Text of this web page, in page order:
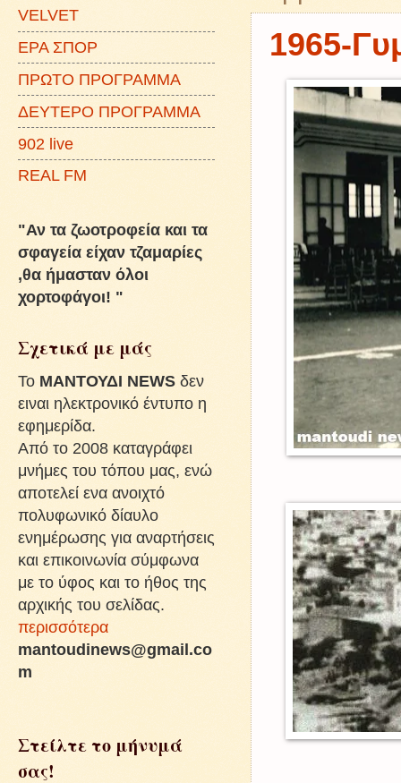
1965-
VELVET
ΕΡΑ ΣΠΟΡ
ΠΡΩΤΟ ΠΡΟΓΡΑΜΜΑ
ΔΕΥΤΕΡΟ ΠΡΟΓΡΑΜΜΑ
902 live
REAL FM
"Αν τα ζωοτροφεία και τα
σφαγεία είχαν τζαμαρίες
,θα ήμασταν όλοι
χορτοφάγοι! "
Σχετικά με μάς
To ΜΑΝΤΟΥΔΙ NEWS δεν
ειναι ηλεκτρονικό έντυπο η
εφημερίδα.
Από το 2008 καταγράφει
μνήμες του τόπου μας, ενώ
αποτελεί ενα ανοιχτό
πολυφωνικό δίαυλο
ενημέρωσης για αναρτήσεις
και επικοινωνία σύμφωνα
με το ύφος και το ήθος της
αρχικής του σελίδας.
περισσότερα
mantoudinews@gmail.co
m
Στείλτε το μήνυμά
σας!